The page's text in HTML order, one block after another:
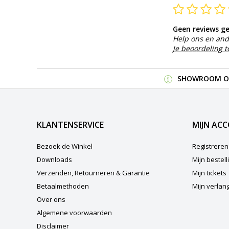
Geen reviews
Help ons en
Je beoordeling
SHOWROOM
KLANTENSERVICE
Bezoek de Winkel
Downloads
Verzenden, Retourneren & Garantie
Betaalmethoden
Over ons
Algemene voorwaarden
Disclaimer
MIJN
Registreren
Mijn
Mijn tickets
Mijn